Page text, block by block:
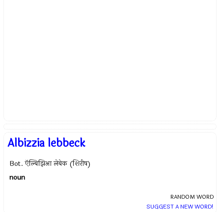
Albizzia lebbeck
Bot. ऍल्बिझिआ लेबेक (शिरीष)
noun
RANDOM WORD
SUGGEST A NEW WORD!